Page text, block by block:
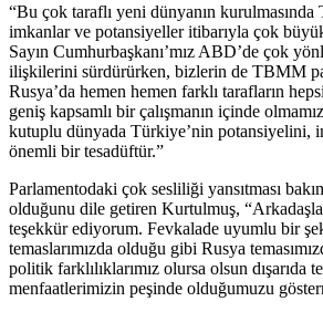
“Bu çok taraflı yeni dünyanın
imkanlar ve potansiyeller itibarıyla çok
Sayın Cumhurbaşkanı’mız ABD’de çok
ilişkilerini sürdürürken, bizlerin de TBMM
Rusya’da hemen hemen farklı tarafların
geniş kapsamlı bir çalışmanın içinde
kutuplu dünyada Türkiye’nin potansiyelini,
önemli bir tesadüftür.”
Parlamentodaki çok sesliliği yansıtması
olduğunu dile getiren Kurtulmuş,
teşekkür ediyorum. Fevkalade uyumlu bir
temaslarımızda olduğu gibi Rusya
politik farklılıklarımız olursa olsun dışarıda
menfaatlerimizin peşinde olduğumuzu